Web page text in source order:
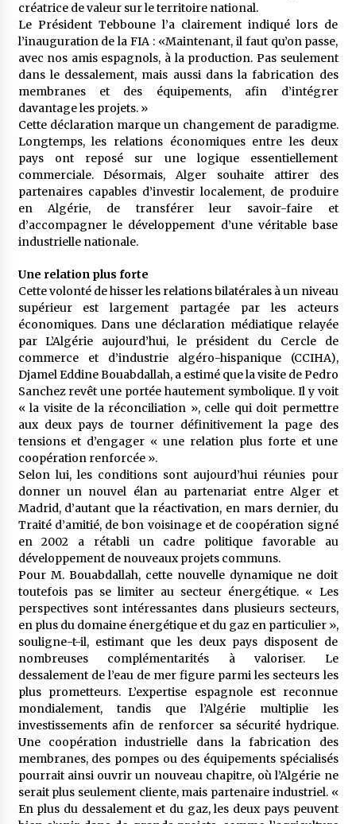
créatrice de valeur sur le territoire national.
Le Président Tebboune l’a clairement indiqué lors de
l’inauguration de la FIA : «Maintenant, il faut qu’on passe,
avec nos amis espagnols, à la production. Pas seulement
dans le dessalement, mais aussi dans la fabrication des
membranes et des équipements, afin d’intégrer
davantage les projets. »
Cette déclaration marque un changement de paradigme.
Longtemps, les relations économiques entre les deux
pays ont reposé sur une logique essentiellement
commerciale. Désormais, Alger souhaite attirer des
partenaires capables d’investir localement, de produire
en Algérie, de transférer leur savoir-faire et
d’accompagner le développement d’une véritable base
industrielle nationale.
Une relation plus forte
Cette volonté de hisser les relations bilatérales à un niveau
supérieur est largement partagée par les acteurs
économiques. Dans une déclaration médiatique relayée
par L’Algérie aujourd’hui, le président du Cercle de
commerce et d’industrie algéro-hispanique (CCIHA),
Djamel Eddine Bouabdallah, a estimé que la visite de Pedro
Sanchez revêt une portée hautement symbolique. Il y voit
« la visite de la réconciliation », celle qui doit permettre
aux deux pays de tourner définitivement la page des
tensions et d’engager « une relation plus forte et une
coopération renforcée ».
Selon lui, les conditions sont aujourd’hui réunies pour
donner un nouvel élan au partenariat entre Alger et
Madrid, d’autant que la réactivation, en mars dernier, du
Traité d’amitié, de bon voisinage et de coopération signé
en 2002 a rétabli un cadre politique favorable au
développement de nouveaux projets communs.
Pour M. Bouabdallah, cette nouvelle dynamique ne doit
toutefois pas se limiter au secteur énergétique. « Les
perspectives sont intéressantes dans plusieurs secteurs,
en plus du domaine énergétique et du gaz en particulier »,
souligne-t-il, estimant que les deux pays disposent de
nombreuses complémentarités à valoriser. Le
dessalement de l’eau de mer figure parmi les secteurs les
plus prometteurs. L’expertise espagnole est reconnue
mondialement, tandis que l’Algérie multiplie les
investissements afin de renforcer sa sécurité hydrique.
Une coopération industrielle dans la fabrication des
membranes, des pompes ou des équipements spécialisés
pourrait ainsi ouvrir un nouveau chapitre, où l’Algérie ne
serait plus seulement cliente, mais partenaire industriel. «
En plus du dessalement et du gaz, les deux pays peuvent